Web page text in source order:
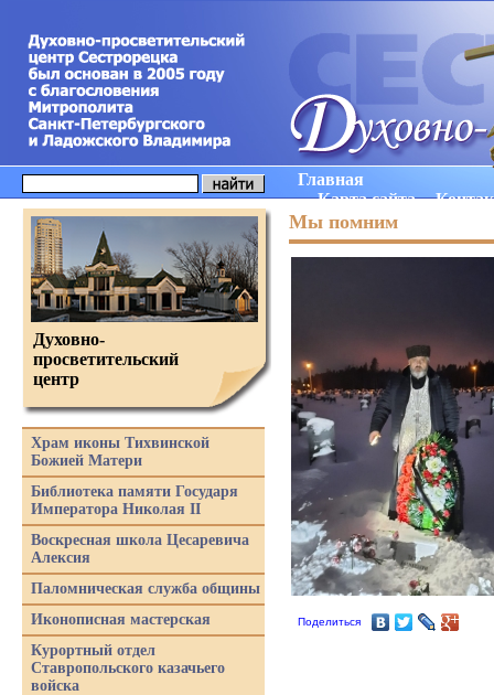
Главная
Карта сайта
Мы помним
Поделиться
Духовно-
просветительский
центр
Храм иконы Тихвинской
Божией Матери
Библиотека памяти Государя
Императора Николая II
Воскресная школа Цесаревича
Алексия
Паломническая служба общины
Иконописная мастерская
Курортный отдел
Ставропольского казачьего
войска